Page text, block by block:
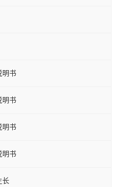
明书
明书
明书
明书
长